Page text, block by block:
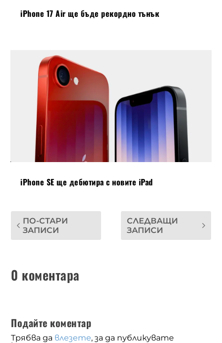
iPhone 17 Air ще бъде рекордно тънък
iPhone SE ще дебютира с новите iPad
ПО-СТАРИ
ЗАПИСИ
СЛЕДВАЩИ
ЗАПИСИ
0 коментара
Подайте коментар
Трябва да влезете, за да публикувате